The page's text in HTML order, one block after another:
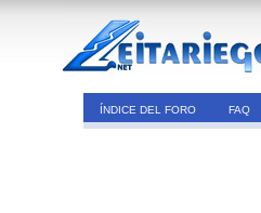
ÍNDICE DEL FORO FAQ